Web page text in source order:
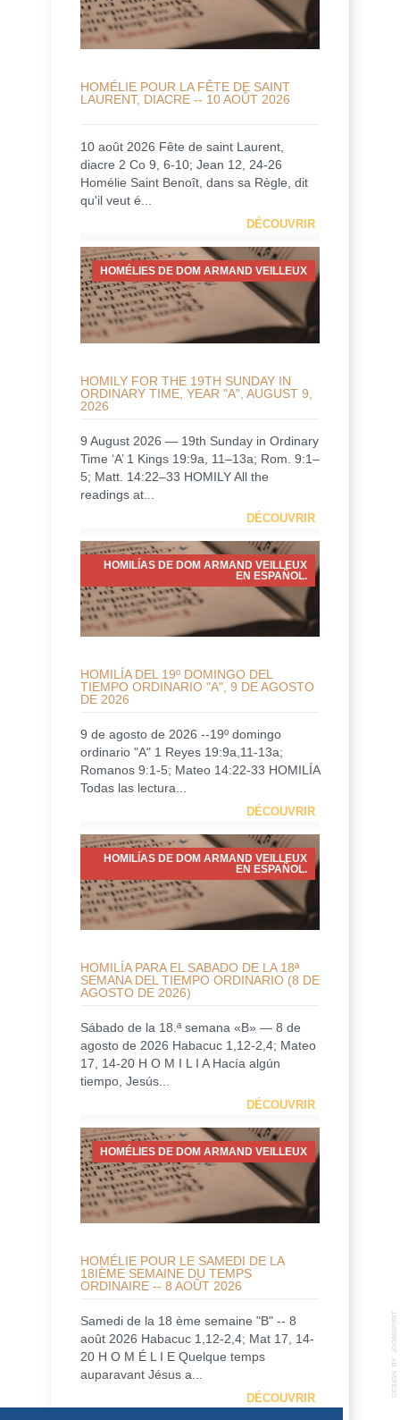
HOMÉLIE POUR LA FÊTE DE SAINT
LAURENT, DIACRE -- 10 AOÛT 2026
10 août 2026 Fête de saint Laurent,
diacre 2 Co 9, 6-10; Jean 12, 24-26
Homélie Saint Benoît, dans sa Règle, dit
qu'il veut é...
DÉCOUVRIR
HOMÉLIES DE DOM ARMAND VEILLEUX
HOMILY FOR THE 19TH SUNDAY IN
ORDINARY TIME, YEAR "A", AUGUST 9,
2026
9 August 2026 — 19th Sunday in Ordinary
Time ‘A’ 1 Kings 19:9a, 11–13a; Rom. 9:1–
5; Matt. 14:22–33 HOMILY All the
readings at...
DÉCOUVRIR
HOMILÍAS DE DOM ARMAND VEILLEUX
EN ESPAÑOL.
HOMILÍA DEL 19º DOMINGO DEL
TIEMPO ORDINARIO "A", 9 DE AGOSTO
DE 2026
9 de agosto de 2026 --19º domingo
ordinario "A" 1 Reyes 19:9a,11-13a;
Romanos 9:1-5; Mateo 14:22-33 HOMILÍA
Todas las lectura...
DÉCOUVRIR
HOMILÍAS DE DOM ARMAND VEILLEUX
EN ESPAÑOL.
HOMILÍA PARA EL SABADO DE LA 18ª
SEMANA DEL TIEMPO ORDINARIO (8 DE
AGOSTO DE 2026)
Sábado de la 18.ª semana «B» — 8 de
agosto de 2026 Habacuc 1,12-2,4; Mateo
17, 14-20 H O M I L I A Hacía algún
tiempo, Jesús...
DÉCOUVRIR
HOMÉLIES DE DOM ARMAND VEILLEUX
HOMÉLIE POUR LE SAMEDI DE LA
18IÈME SEMAINE DU TEMPS
ORDINAIRE -- 8 AOÛT 2026
Samedi de la 18 ème semaine "B" -- 8
août 2026 Habacuc 1,12-2,4; Mat 17, 14-
20 H O M É L I E Quelque temps
auparavant Jésus a...
DÉCOUVRIR